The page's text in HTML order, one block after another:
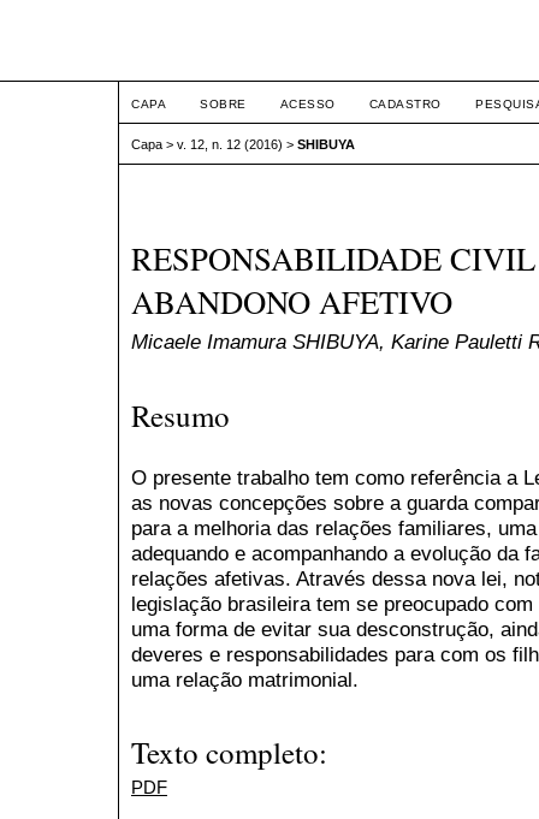
CAPA SOBRE ACESSO CADASTRO
Capa > v. 12, n. 12 (2016) > SHIBUYA
RESPONSABILIDADE
ABANDONO AFETIVO
Micaele Imamura SHIBUYA, Karine Pauletti
Resumo
O presente trabalho tem como referência a
as novas concepções sobre a guarda
para a melhoria das relações familiares,
adequando e acompanhando a evolução da
relações afetivas. Através dessa nova lei,
legislação brasileira tem se preocupado
uma forma de evitar sua desconstrução,
deveres e responsabilidades para com os
uma relação matrimonial.
Texto completo:
PDF